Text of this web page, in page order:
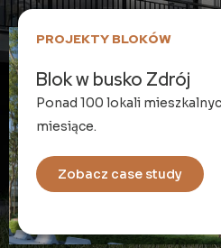
PROJEKTY BLOKÓW
Blok w busko Zdrój
Ponad 100 lokali
miesiące.
Zobacz case study